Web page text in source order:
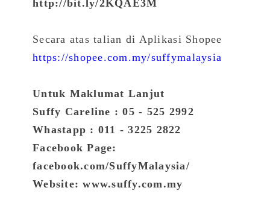
http://bit.ly/2KQAE3M
Secara atas talian di Aplikasi Shopee
https://shopee.com.my/suffymalaysia
Untuk Maklumat Lanjut
Suffy Careline : 05 - 525 2992
Whastapp : 011 - 3225 2822
Facebook Page:
facebook.com/SuffyMalaysia/
Website: www.suffy.com.my